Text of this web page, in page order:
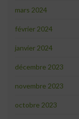
mars 2024
février 2024
janvier 2024
décembre 2023
novembre 2023
octobre 2023